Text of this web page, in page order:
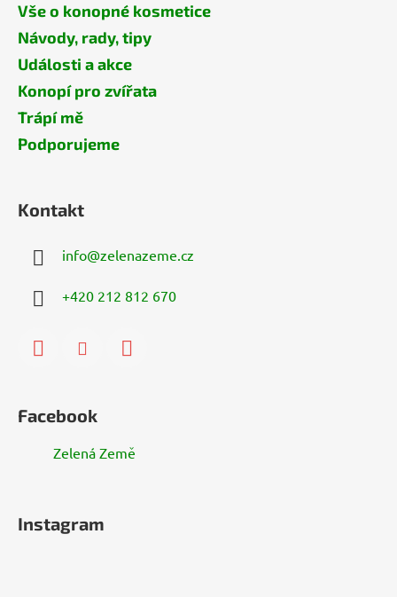
Vše o konopné kosmetice
Návody, rady, tipy
Události a akce
Konopí pro zvířata
Trápí mě
Podporujeme
Kontakt
info@zelenazeme.cz
+420 212 812 670
Facebook
Zelená Země
Instagram